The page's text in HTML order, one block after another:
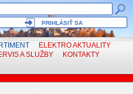
PRIHLÁSIŤ SA
ELEKTROAKTUALITY
A SLUŽBY KONTAKTY